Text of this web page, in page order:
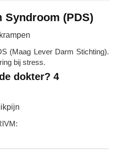
Syndroom (PDS)
(Maag Lever Darm Stichting).
bij stress.
dokter? 4